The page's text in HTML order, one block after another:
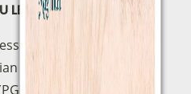
LEGAL
S.Manno
di Carpine, 63 - 06127